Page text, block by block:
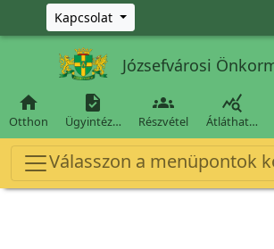
Ugrás a fő tartalomra
Kapcsolat
Józsefvárosi

Otthon

Ügyintéz…

Részvétel

Átláthat…
Válasszon a menüpontok